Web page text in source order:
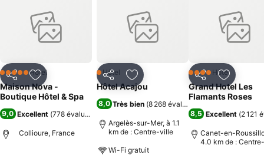
PartagerAjouter à mes favoris
5 Étoiles Hôtel
Maison Nova -
Boutique Hôtel & Spa
9,0 Excellent (778 évaluations
Collioure, France
PartagerAjouter à mes favoris
1 Étoiles
Hôtel
Hôtel Acajou
8,0 Très bien (8 268 évaluations
Argelès-sur-Mer, à 1.1
km de : Centre-ville
Wi-Fi gratuit
PartagerAjouter
4 ÉtoilesHôtel
Grand Hotel Les
Flamants Roses
8,5 Excellent (2 121
Canet-en-
4.0 km de :